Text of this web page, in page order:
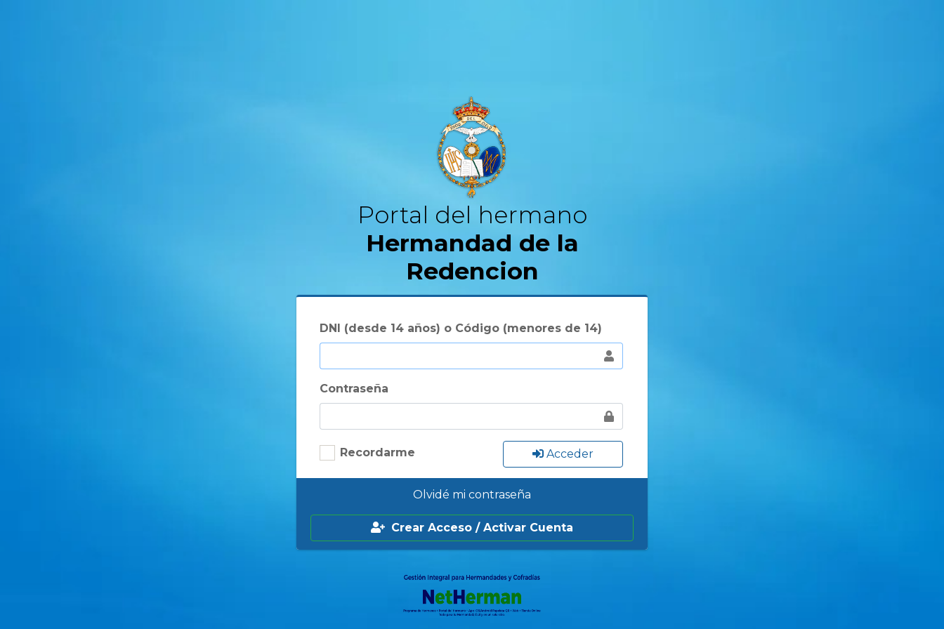
Portal del hermano
Hermandad de la
Redencion
DNI (desde 14 años) o Código (menores de 14)
Contraseña
Recordarme Acceder
Olvidé mi contraseña
Crear Acceso / Activar Cuenta